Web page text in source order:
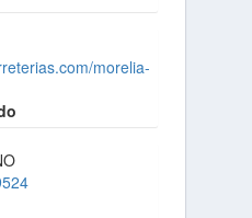
morelia-